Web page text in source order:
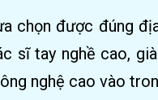
chọn được đúng
sĩ tay nghề cao,
nghệ cao vào